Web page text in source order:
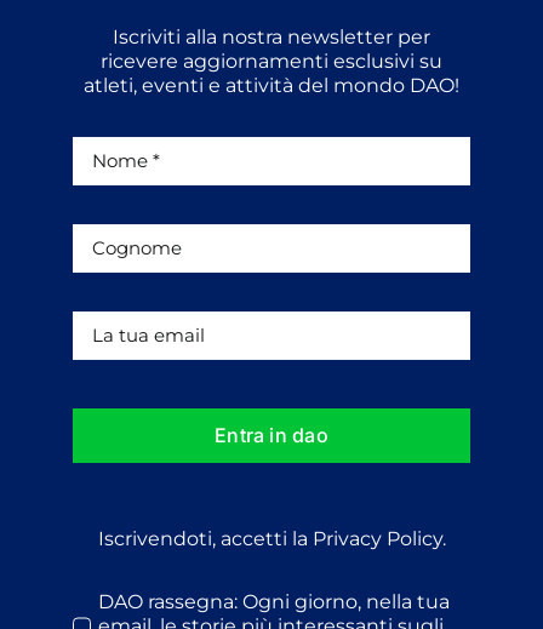
Iscriviti alla nostra newsletter per
ricevere aggiornamenti esclusivi su
atleti, eventi e attività del mondo DAO!
Entra in dao
Iscrivendoti, accetti la Privacy Policy.
DAO rassegna: Ogni giorno, nella tua